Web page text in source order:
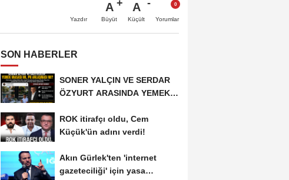
Yazdır
A
Büyüt
A
Küçült Yorumlar
SON HABERLER
SONER YALÇIN VE SERDAR
ÖZYURT ARASINDA YEMEK
ROK itirafçı oldu, Cem
Küçük'ün adını verdi!
Akın Gürlek'ten 'internet
gazeteciliği' için yasa